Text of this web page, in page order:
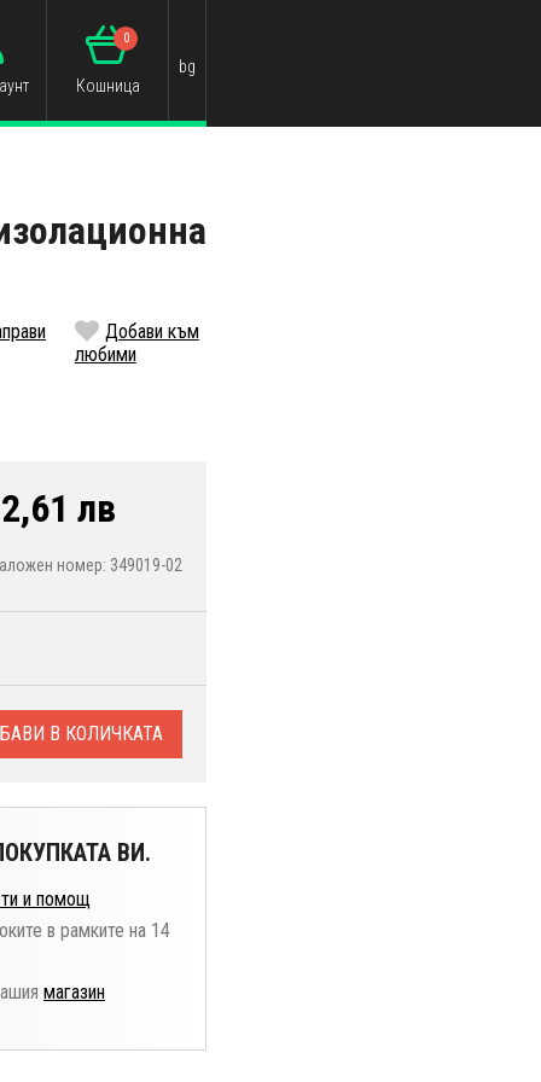
Кошница
0
bg
Добави към
любими
лв
номер: 349019-02
В КОЛИЧКАТА
ВИ.
и помощ
в рамките на 14
магазин